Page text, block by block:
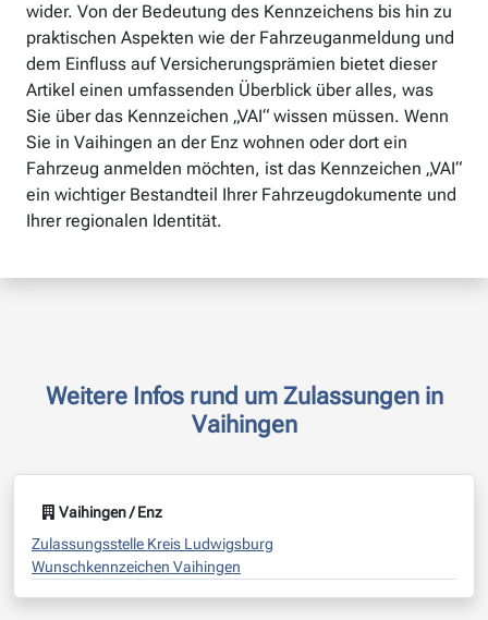
wider. Von der Bedeutung des Kennzeichens bis hin zu
praktischen Aspekten wie der Fahrzeuganmeldung und
dem Einfluss auf Versicherungsprämien bietet dieser
Artikel einen umfassenden Überblick über alles, was
Sie über das Kennzeichen „VAI“ wissen müssen. Wenn
Sie in Vaihingen an der Enz wohnen oder dort ein
Fahrzeug anmelden möchten, ist das Kennzeichen „VAI“
ein wichtiger Bestandteil Ihrer Fahrzeugdokumente und
Ihrer regionalen Identität.
Weitere Infos rund um Zulassungen in
Vaihingen
Vaihingen / Enz
Zulassungsstelle Kreis Ludwigsburg
Wunschkennzeichen Vaihingen